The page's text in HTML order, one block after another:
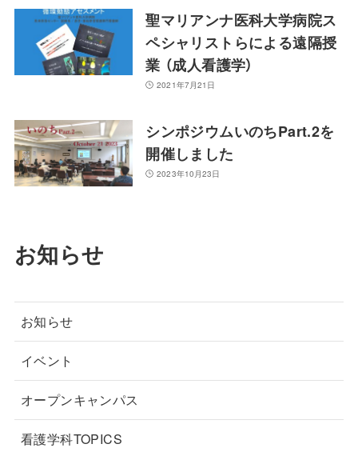
聖マリアンナ医科大学病院ス
ペシャリストらによる遠隔授
業 （成人看護学）
2021年7月21日
シンポジウムいのちPart.2を
開催しました
2023年10月23日
お知らせ
お知らせ
イベント
オープンキャンパス
看護学科TOPICS